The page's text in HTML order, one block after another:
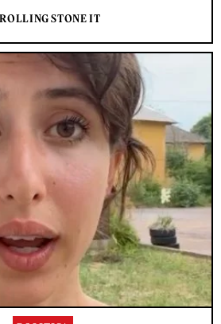
STONE IT